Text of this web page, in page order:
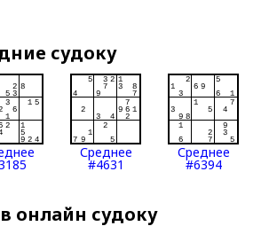
судоку
Среднее
#4631
Среднее
#6394
онлайн судоку